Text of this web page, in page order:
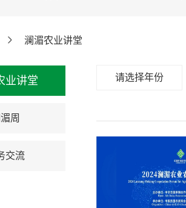
澜湄农业讲堂
业讲堂
周
交流
请选择年份